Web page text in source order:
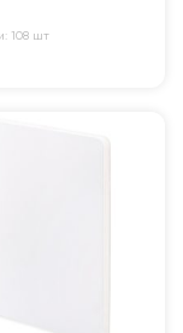
108 шт